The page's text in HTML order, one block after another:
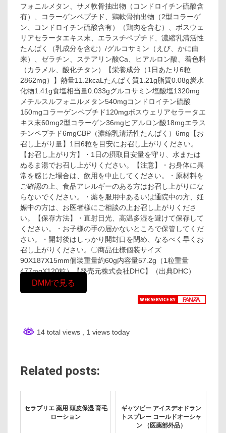
フォニルメタン、サメ軟骨抽出物（コンドロイチン硫酸含
有）、コラーゲンペプチド、鶏軟骨抽出物（2型コラーゲ
ン、コンドロイチン硫酸含有）（鶏肉を含む）、ボスウェ
リアセラータエキス末、エラスチペプチド、濃縮乳清活性
たんぱく（乳成分を含む）/グルコサミン（えび、かに由
来）、ゼラチン、ステアリン酸Ca、ヒアルロン酸、着色料
（カラメル、酸化チタン）【栄養成分（1日あたり6粒
2862mg）】熱量11.2kcaLたんぱく質1.21g脂質0.08g炭水
化物1.41g食塩相当量0.033gグルコサミン塩酸塩1320mg
メチルスルフォニルメタン540mgコンドロイチン硫酸
150mgコラーゲンペプチド120mgボスウェリアセラータエ
キス末60mg2型コラーゲン36mgヒアルロン酸18mgエラス
チンペプチド6mgCBP（濃縮乳清活性たんぱく）6mg【お
召し上がり量】1日6粒を目安にお召し上がりください。
【お召し上がり方】・1日の摂取目安量を守り、水または
ぬるま湯でお召し上がりください。【注意】・お身体に異
常を感じた場合は、飲用を中止してください。・原材料を
ご確認の上、食品アレルギーのある方はお召し上がりにな
らないでください。・薬を服用中あるいは通院中の方、妊
娠中の方は、お医者様にご相談の上お召し上がりくださ
い。【保存方法】・直射日光、高温多湿を避けて保存して
ください。・お子様の手の届かないところで保管してくだ
さい。・開封後はしっかり開封口を閉め、なるべく早くお
召し上がりください。〇商品仕様個装サイズ
90X187X15mm個装重量約60g内容量57.2g（1粒重量
477mgX120粒）【発売元株式会社DHC】（出典DHC）
DMMで見る
14 total views , 1 views today
Related posts:
セラプリエ 薬用 頭皮保湿 育毛
ローション
ギャツビー アイスデオドラン
トスプレー コールドオーシャ
ン （医薬部外品）